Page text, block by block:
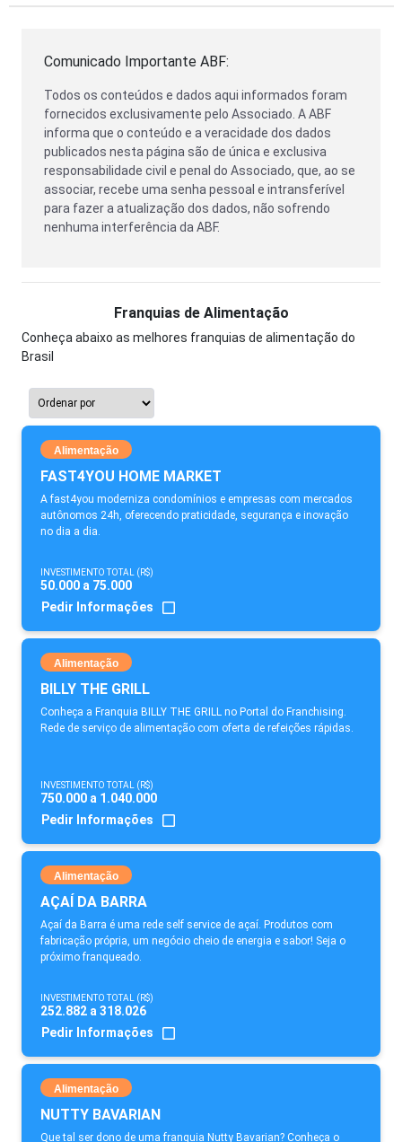
Comunicado Importante ABF:
Todos os conteúdos e dados aqui informados foram
fornecidos exclusivamente pelo Associado. A ABF
informa que o conteúdo e a veracidade dos dados
publicados nesta página são de única e exclusiva
responsabilidade civil e penal do Associado, que, ao se
associar, recebe uma senha pessoal e intransferível
para fazer a atualização dos dados, não sofrendo
nenhuma interferência da ABF.
Franquias de Alimentação
Conheça abaixo as melhores franquias de alimentação do
Brasil
Alimentação
FAST4YOU HOME MARKET
A fast4you moderniza condomínios e empresas com mercados
autônomos 24h, oferecendo praticidade, segurança e inovação
no dia a dia.
INVESTIMENTO TOTAL (R$)
50.000 a 75.000
Pedir Informações
Alimentação
BILLY THE GRILL
Conheça a Franquia BILLY THE GRILL no Portal do Franchising.
Rede de serviço de alimentação com oferta de refeições rápidas.
INVESTIMENTO TOTAL (R$)
750.000 a 1.040.000
Pedir Informações
Alimentação
AÇAÍ DA BARRA
Açaí da Barra é uma rede self service de açaí. Produtos com
fabricação própria, um negócio cheio de energia e sabor! Seja o
próximo franqueado.
INVESTIMENTO TOTAL (R$)
252.882 a 318.026
Pedir Informações
Alimentação
NUTTY BAVARIAN
Que tal ser dono de uma franquia Nutty Bavarian? Conheça o